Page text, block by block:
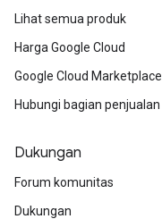
Lihat semua produk
Harga Google Cloud
Google Cloud Marketplace
Hubungi bagian penjualan
Dukungan
Forum komunitas
Dukungan